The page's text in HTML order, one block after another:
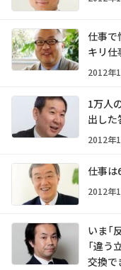
仕事で
キリ仕
2012年
1万人
出した
2012年
仕事は
2012年
いま「
「違う
交換で